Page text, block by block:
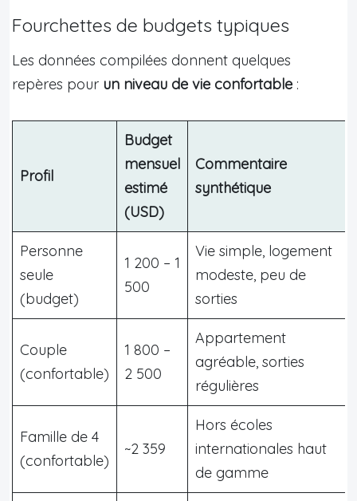
Fourchettes de budgets typiques
Les données compilées donnent quelques
repères pour un niveau de vie confortable :
Profil
Budget
mensuel
estimé
(USD)
Commentaire
synthétique
Personne
seule
(budget)
1 200 – 1
500
Vie simple, logement
modeste, peu de
sorties
Couple
(confortable)
1 800 –
2 500
Appartement
agréable, sorties
régulières
Famille de 4
(confortable)
~2 359
Hors écoles
internationales haut
de gamme